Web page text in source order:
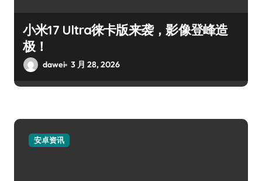
小米17 Ultra徕卡版来袭，影像登峰造
极！
dawei 3 月 28, 2026
安卓资讯